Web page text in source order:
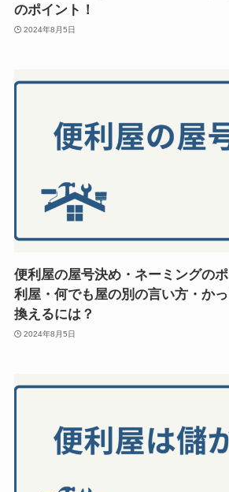
のポイント！
2024年8月5日
便利屋の屋号決め・ネーミングの
利屋・何でも屋の別の言い方・か
換えるには？
2024年8月5日